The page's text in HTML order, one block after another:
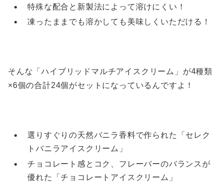
特殊な配合と新製法によって溶けにくい！
凍ったままでも溶かしても美味しくいただける！
そんな「ハイブリッドマルチアイスクリーム」が4種類
×6個の合計24個がセットになっているんですよ！
選りすぐりの天然バニラ香料で作られた「セレク
トバニラアイスクリーム」
チョコレート感とコク、フレーバーのバランスが
優れた「チョコレートアイスクリーム」